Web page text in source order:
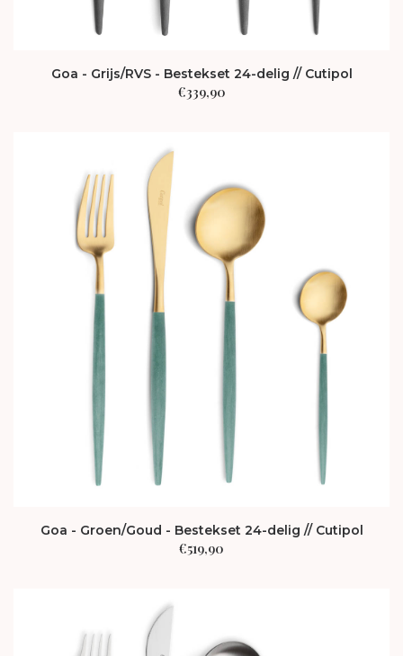
Goa - Grijs/RVS - Bestekset 24-delig // Cutipol
€339,90
Goa - Groen/Goud - Bestekset 24-delig // Cutipol
€519,90